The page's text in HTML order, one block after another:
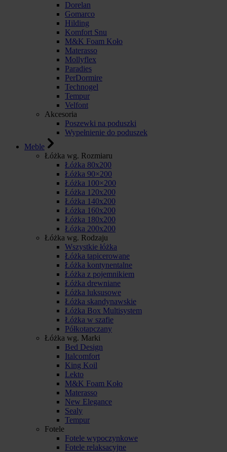
Dorelan
Gomarco
Hilding
Komfort Snu
M&K Foam Koło
Materasso
Mollyflex
Paradies
PerDormire
Technogel
Tempur
Velfont
Akcesoria
Poszewki na poduszki
Wypełnienie do poduszek
Meble
Łóżka wg. Rozmiaru
Łóżka 80x200
Łóżka 90×200
Łóżka 100×200
Łóżka 120x200
Łóżka 140x200
Łóżka 160x200
Łóżka 180x200
Łóżka 200x200
Łóżka wg. Rodzaju
Wszystkie łóżka
Łóżka tapicerowane
Łóżka kontynentalne
Łóżka z pojemnikiem
Łóżka drewniane
Łóżka luksusowe
Łóżka skandynawskie
Łóżka Box Multisystem
Łóżka w szafie
Półkotapczany
Łóżka wg. Marki
Bed Design
Italcomfort
King Koil
Lekto
M&K Foam Koło
Materasso
New Elegance
Sealy
Tempur
Fotele
Fotele wypoczynkowe
Fotele relaksacyjne